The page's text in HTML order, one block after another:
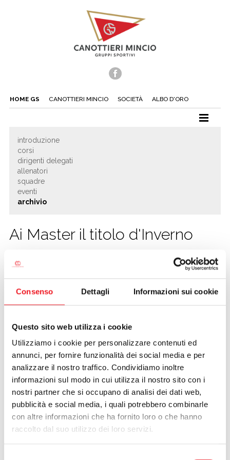
Consenso Dettagli Informazioni sui cookie
Questo sito web utilizza i cookie
Utilizziamo i cookie per personalizzare contenuti ed
annunci, per fornire funzionalità dei social media e per
analizzare il nostro traffico. Condividiamo inoltre
informazioni sul modo in cui utilizza il nostro sito con i
nostri partner che si occupano di analisi dei dati web,
pubblicità e social media, i quali potrebbero combinarle
con altre informazioni che ha fornito loro o che hanno
raccolto dal suo utilizzo dei loro servizi.
HOME GS CANOTTIERI MINCIO SOCIETÀ ALBO D'ORO
CANOA
TUFFI
NUOTO
TENNIS
CALCIO
introduzione
corsi
dirigenti delegati
allenatori
squadre
eventi
archivio
Ai Master il titolo d'Inverno
04/02/2014